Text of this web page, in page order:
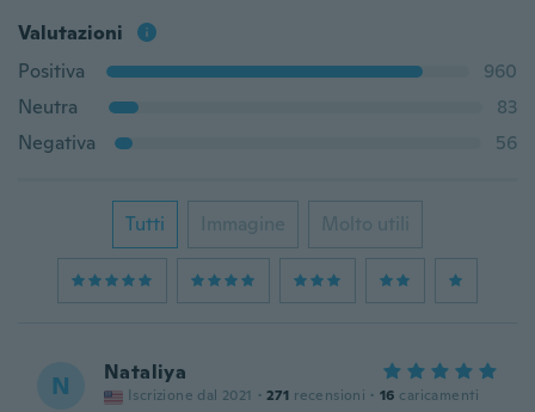
Valutazioni
Positiva
960
Neutra
83
Negativa
56
Tutti Immagine Molto utili
N Nataliya
Iscrizione dal 2021 · 271 recensioni · 16 caricamenti